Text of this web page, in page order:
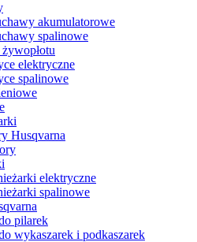
akumulatorowe
spalinowe
elektryczne
spalinowe
Husqvarna
elektryczne
spalinowe
pilarek
wykaszarek i podkaszarek